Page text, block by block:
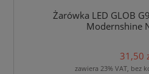
Żarówka LED GLOB
Modernshine
31,50
zawiera 23% VAT, bez